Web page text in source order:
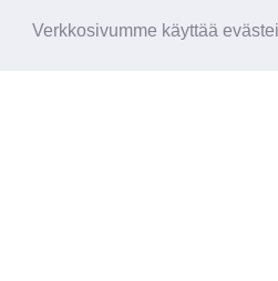
Verkkosivumme käyttää